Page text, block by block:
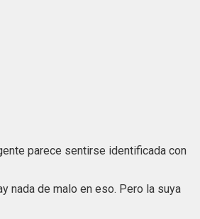
parece sentirse identificada con
nada de malo en eso. Pero la suya